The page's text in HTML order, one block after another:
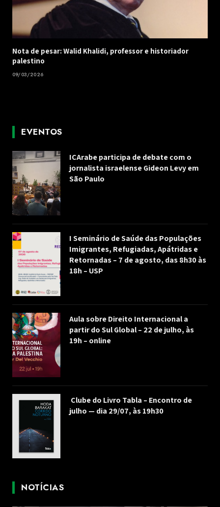
Nota de pesar: Walid Khalidi, professor e historiador
palestino
09/03/2026
EVENTOS
ICArabe participa de debate com o
jornalista israelense Gideon Levy em
São Paulo
I Seminário de Saúde das Populações
Imigrantes, Refugiadas, Apátridas e
Retornadas – 7 de agosto, das 8h30 às
18h – USP
Aula sobre Direito Internacional a
partir do Sul Global – 22 de julho, às
19h – online
Clube do Livro Tabla – Encontro de
julho — dia 29/07, às 19h30
NOTÍCIAS